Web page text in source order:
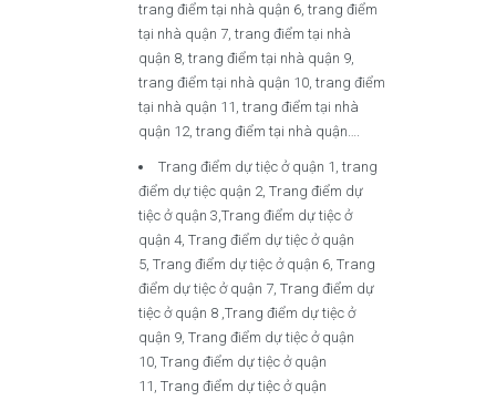
trang điểm tại nhà quận 6, trang điểm
tại nhà quận 7, trang điểm tại nhà
quận 8, trang điểm tại nhà quận 9,
trang điểm tại nhà quận 10, trang điểm
tại nhà quận 11, trang điểm tại nhà
quận 12, trang điểm tại nhà quận….
Trang điểm dự tiệc ở quận 1, trang
điểm dự tiệc quận 2, Trang điểm dự
tiệc ở quận 3,Trang điểm dự tiệc ở
quận 4, Trang điểm dự tiệc ở quận
5, Trang điểm dự tiệc ở quận 6, Trang
điểm dự tiệc ở quận 7, Trang điểm dự
tiệc ở quận 8 ,Trang điểm dự tiệc ở
quận 9, Trang điểm dự tiệc ở quận
10, Trang điểm dự tiệc ở quận
11, Trang điểm dự tiệc ở quận